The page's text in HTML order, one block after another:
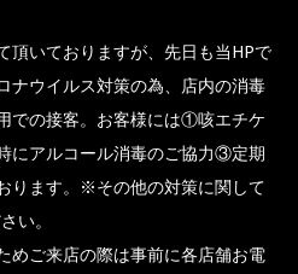
頂いておりますが、先日も当HPで
ナウイルス対策の為、店内の消毒
での接客。お客様には①咳エチケ
にアルコール消毒のご協力③定期
ります。※その他の対策に関して
い。
めご来店の際は事前に各店舗お電